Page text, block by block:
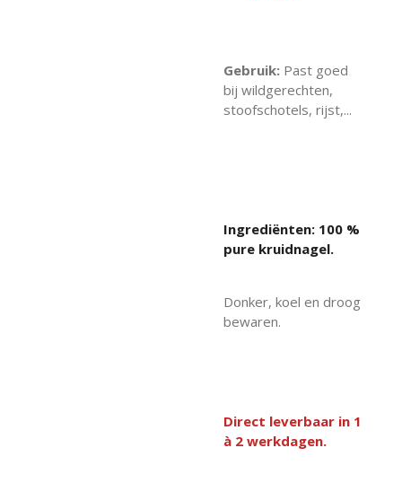
Gebruik: Past goed
bij wildgerechten,
stoofschotels, rijst,...
Ingrediënten: 100 %
pure kruidnagel.
Donker, koel en droog
bewaren.
Direct leverbaar in 1
à 2 werkdagen.